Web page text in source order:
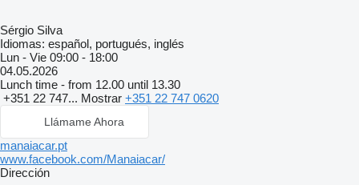
Sérgio Silva
Idiomas: español, portugués, inglés
Lun - Vie 09:00 - 18:00
04.05.2026
Lunch time - from 12.00 until 13.30
+351 22 747... Mostrar +351 22 747 0620
Llámame Ahora
manaiacar.pt
www.facebook.com/Manaiacar/
Dirección